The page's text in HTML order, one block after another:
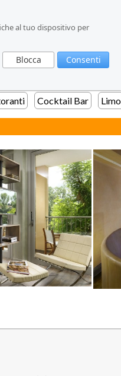
al tuo dispositivo per
Blocca Consenti
al tuo dispositivo per
Blocca Consenti
Cocktail Bar